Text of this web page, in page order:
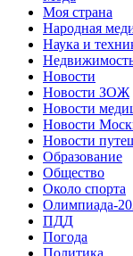
Моя страна
Народная
Наука и
Новости
Новости ЗОЖ
Новости
Новости
Новости
Образование
Общество
Около спорта
Олимпиада-
ПДД
Погода
Политика